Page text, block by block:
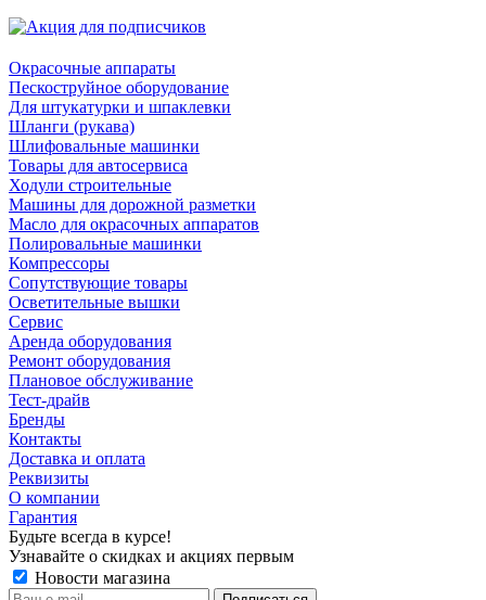
Окрасочные аппараты
Пескоструйное оборудование
Для штукатурки и шпаклевки
Шланги (рукава)
Шлифовальные машинки
Товары для автосервиса
Ходули строительные
Машины для дорожной разметки
Масло для окрасочных аппаратов
Полировальные машинки
Компрессоры
Сопутствующие товары
Осветительные вышки
Сервис
Аренда оборудования
Ремонт оборудования
Плановое обслуживание
Тест-драйв
Бренды
Контакты
Доставка и оплата
Реквизиты
О компании
Гарантия
Будьте всегда в курсе!
Узнавайте о скидках и акциях первым
Новости магазина